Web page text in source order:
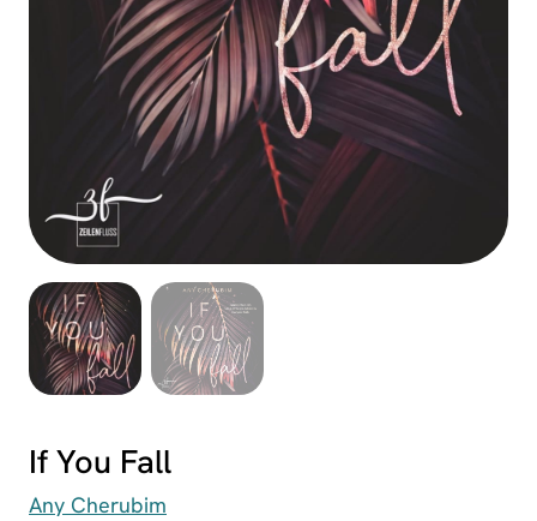
If You Fall
Any Cherubim